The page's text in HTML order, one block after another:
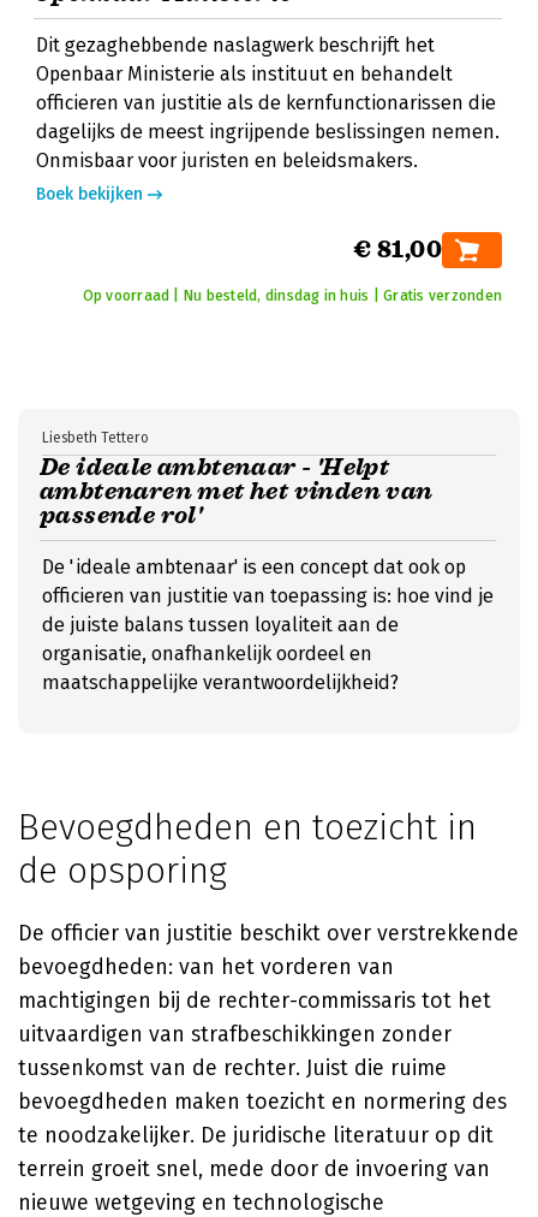
Dit gezaghebbende naslagwerk beschrijft het
Openbaar Ministerie als instituut en behandelt
officieren van justitie als de kernfunctionarissen die
dagelijks de meest ingrijpende beslissingen nemen.
Onmisbaar voor juristen en beleidsmakers.
Boek bekijken
€ 81,00
Op voorraad | Nu besteld, dinsdag in huis | Gratis verzonden
De ideale ambtenaar - 'Helpt
ambtenaren met het vinden van
passende rol'
Liesbeth Tettero
De 'ideale ambtenaar' is een concept dat ook op
officieren van justitie van toepassing is: hoe vind je
de juiste balans tussen loyaliteit aan de
organisatie, onafhankelijk oordeel en
maatschappelijke verantwoordelijkheid?
Bevoegdheden en toezicht in
de opsporing
De officier van justitie beschikt over verstrekkende
bevoegdheden: van het vorderen van
machtigingen bij de rechter-commissaris tot het
uitvaardigen van strafbeschikkingen zonder
tussenkomst van de rechter. Juist die ruime
bevoegdheden maken toezicht en normering des
te noodzakelijker. De juridische literatuur op dit
terrein groeit snel, mede door de invoering van
nieuwe wetgeving en technologische